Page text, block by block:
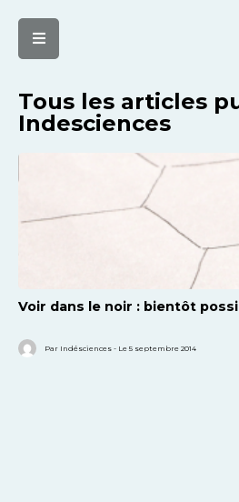
Tous les articles
Indesciences
Voir dans le noir : bientôt
Par Indésciences - Le 5 septembre 2014